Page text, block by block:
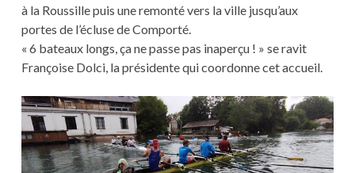
à la Roussille puis une remonté vers la ville jusqu’aux
portes de l’écluse de Comporté.
« 6 bateaux longs, ça ne passe pas inaperçu ! » se ravit
Françoise Dolci, la présidente qui coordonne cet accueil.